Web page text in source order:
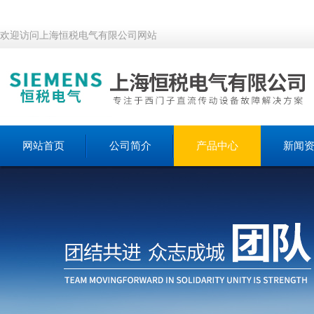
欢迎访问上海恒税电气有限公司网站
网站首页 公司简介 产品中心 新闻